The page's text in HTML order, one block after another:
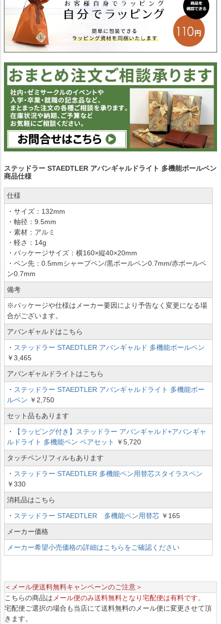
ステッドラー STAEDTLER アバンギャルドライト 多機能ボールペン
商品仕様
仕様
・サイズ：132mm
・軸径：9.5mm
・素材：アルミ
・軽さ：14g
・パッケージサイズ：横160×縦40×20mm
・ペン先：0.5mmシャープペン/黒ボールペン0.7mm/赤ボールペ
ン0.7mm
備考
※パッケージや仕様はメーカー要因により予告なく変更になる場
合がございます。
アバンギャルドはこちら
・ ステッドラー STAEDTLER アバンギャルド 多機能ボールペン
￥3,465
アバンギャルドライトはこちら
・ ステッドラー STAEDTLER アバンギャルドライト 多機能ボー
ルペン ￥2,750
セット品もあります
・
【ラッピング付き】ステッドラー アバンギャルド+アバンギャ
ルドライト 多機能ペン ペアセット
￥5,720
タッチペンリフィルもあります
・ ステッドラー STAEDTLER 多機能ペン用替芯スタイラスペン
￥330
消耗品はこちら
・ ステッドラー STAEDTLER 多機能ペン用替芯 ￥165
メーカー価格
メーカー希望小売価格の詳細はこちらをご確認ください
＜メール便送料無料キャンペーンのご注意＞
こちらの商品は メール便のみ送料無料となり宅配便は有料です。
宅配便ご選択の場合も当店にて送料無料のメール便に変更させて頂
きます。